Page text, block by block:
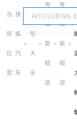
当
前
位
置:
搜
狐
汽
车
＞
车
型
大
全
＞
奇
瑞
新
能
源
＞
奇
瑞
新
能
源
＞